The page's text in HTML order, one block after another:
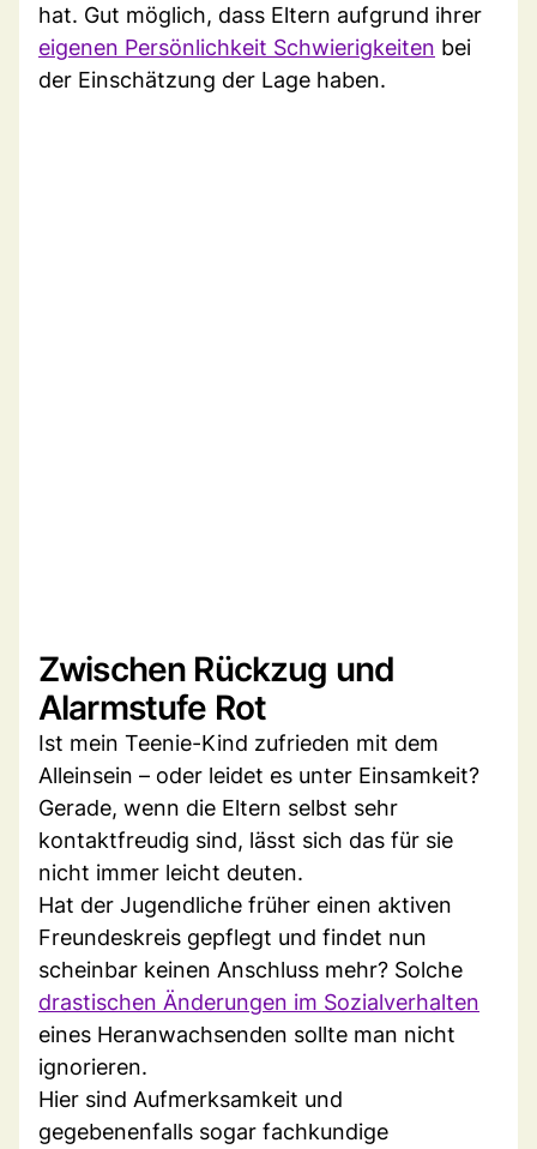
hat. Gut möglich, dass Eltern aufgrund ihrer
eigenen Persönlichkeit Schwierigkeiten bei
der Einschätzung der Lage haben.
Zwischen Rückzug und
Alarmstufe Rot
Ist mein Teenie-Kind zufrieden mit dem
Alleinsein – oder leidet es unter Einsamkeit?
Gerade, wenn die Eltern selbst sehr
kontaktfreudig sind, lässt sich das für sie
nicht immer leicht deuten.
Hat der Jugendliche früher einen aktiven
Freundeskreis gepflegt und findet nun
scheinbar keinen Anschluss mehr? Solche
drastischen Änderungen im Sozialverhalten
eines Heranwachsenden sollte man nicht
ignorieren.
Hier sind Aufmerksamkeit und
gegebenenfalls sogar fachkundige